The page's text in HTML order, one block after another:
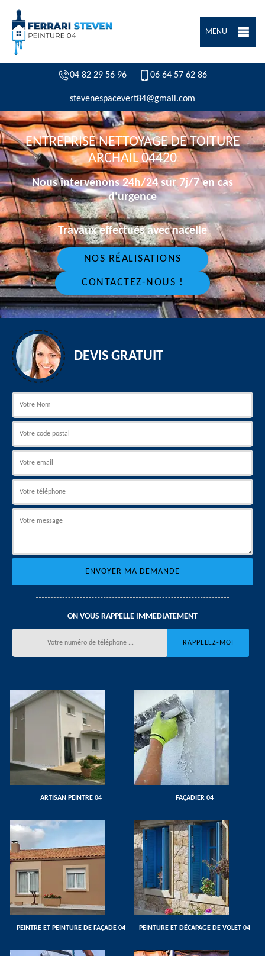
MENU
04 82 29 56 96 06 64 57 62 86
stevenespacevert84@gmail.com
ENTREPRISE NETTOYAGE DE TOITURE
ARCHAIL 04420
Nous intervenons 24h/24 sur 7j/7 en cas
d'urgence
Travaux effectués avec nacelle
NOS RÉALISATIONS
CONTACTEZ-NOUS !
DEVIS GRATUIT
ON VOUS RAPPELLE IMMEDIATEMENT
ARTISAN PEINTRE 04 FAÇADIER 04
PEINTRE ET PEINTURE DE FAÇADE 04 PEINTURE ET DÉCAPAGE DE VOLET 04